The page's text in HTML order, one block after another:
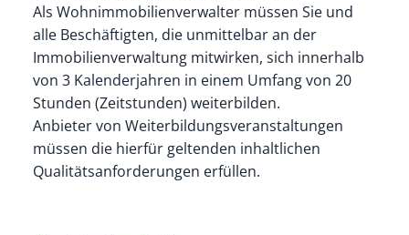
Als Wohnimmobilienverwalter müssen Sie und
alle Beschäftigten, die unmittelbar an der
Immobilienverwaltung mitwirken, sich innerhalb
von 3 Kalenderjahren in einem Umfang von 20
Stunden (Zeitstunden) weiterbilden.
Anbieter von Weiterbildungsveranstaltungen
müssen die hierfür geltenden inhaltlichen
Qualitätsanforderungen erfüllen.